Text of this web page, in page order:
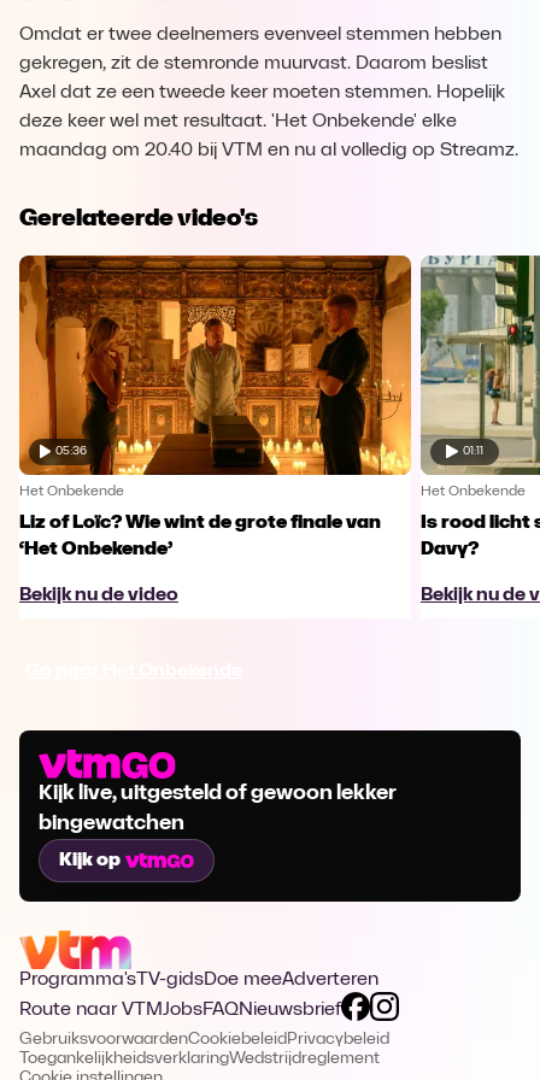
Omdat er twee deelnemers evenveel stemmen hebben
gekregen, zit de stemronde muurvast. Daarom beslist
Axel dat ze een tweede keer moeten stemmen. Hopelijk
deze keer wel met resultaat. 'Het Onbekende' elke
maandag om 20.40 bij VTM en nu al volledig op Streamz.
Gerelateerde video's
05:36
Het Onbekende
Liz of Loïc? Wie wint de grote finale van
‘Het Onbekende’
Bekijk nu de video
01:11
Het Onbekende
Is rood licht
Davy?
Bekijk nu de
Kijk live, uitgesteld of gewoon lekker
bingewatchen
Kijk op
Programma's TV-gidsDoe meeAdverteren
Route naar VTMJobsFAQNieuwsbrief
GebruiksvoorwaardenCookiebeleid Privacybeleid
ToegankelijkheidsverklaringWedstrijdreglement